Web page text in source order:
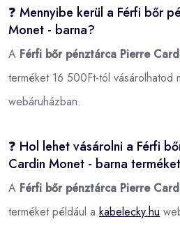
❓ Mennyibe kerül a Férfi bőr
Monet - barna?
A Férfi bőr pénztárca Pierre
terméket 16 500Ft-tól vásárolhatod
webáruházban.
❓ Hol lehet vásárolni a Férfi
Cardin Monet - barna
A Férfi bőr pénztárca Pierre
terméket például a kabelecky.hu